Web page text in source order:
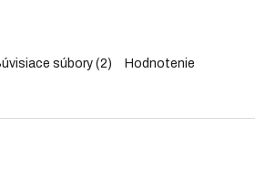
súbory (2) Hodnotenie